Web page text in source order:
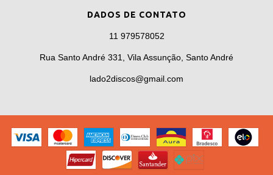
DADOS DE CONTATO
11 979578052
Rua Santo André 331, Vila Assunção, Santo André
lado2discos@gmail.com